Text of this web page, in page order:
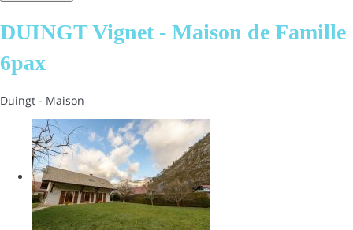
DUINGT Vignet - Maison de Famille
6pax
Duingt - Maison